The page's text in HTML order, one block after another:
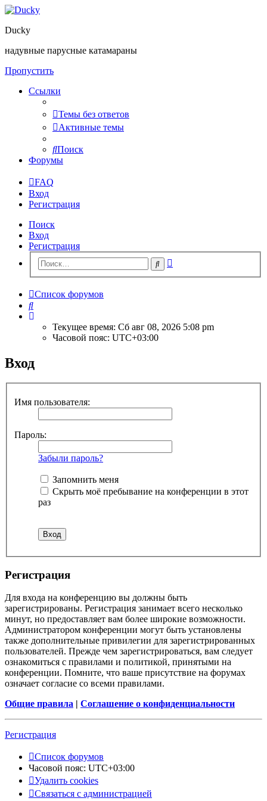
Ducky
надувные парусные катамараны
Пропустить
Ссылки
Темы без ответов
Активные темы
Поиск
Форумы
FAQ
Вход
Регистрация
Поиск
Вход
Регистрация
Поиск
Список форумов
Поиск
Текущее время: Сб авг 08, 2026 5:08 pm
Часовой пояс: UTC+03:00
Вход
Имя пользователя:
Пароль:
Забыли пароль?
Запомнить меня
Скрыть моё пребывание на конференции в этот
раз
Регистрация
Для входа на конференцию вы должны быть
зарегистрированы. Регистрация занимает всего несколько
минут, но предоставляет вам более широкие возможности.
Администратором конференции могут быть установлены
также дополнительные привилегии для зарегистрированных
пользователей. Прежде чем зарегистрироваться, вам следует
ознакомиться с правилами и политикой, принятыми на
конференции. Помните, что ваше присутствие на форумах
означает согласие со всеми правилами.
Общие правила | Соглашение о конфиденциальности
Регистрация
Список форумов
Часовой пояс: UTC+03:00
Удалить cookies
Связаться с администрацией